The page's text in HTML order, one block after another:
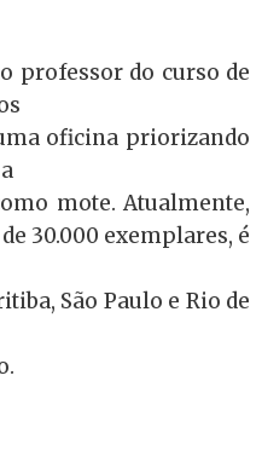
professor do curso de
oficina priorizando
mote. Atualmente,
30.000 exemplares, é
São Paulo e Rio de